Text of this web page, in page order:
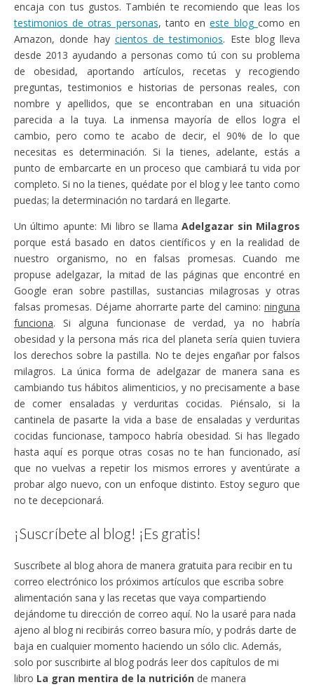
encaja con tus gustos. También te recomiendo que leas los
testimonios de otras personas, tanto eneste blog como en
Amazon, donde hay cientos de testimonios. Este blog lleva
desde 2013 ayudando a personas como tú con su problema
de obesidad, aportando artículos, recetas y recogiendo
preguntas, testimonios e historias de personas reales, con
nombre y apellidos, que se encontraban en una situación
parecida a la tuya. La inmensa mayoría de ellos logra el
cambio, pero como te acabo de decir, el 90% de lo que
necesitas es determinación. Si la tienes, adelante, estás a
punto de embarcarte en un proceso que cambiará tu vida por
completo. Si no la tienes, quédate por el blog y lee tanto como
puedas; la determinación no tardará en llegarte.
Un último apunte: Mi libro se llamaAdelgazar sin Milagros
porque está basado en datos científicos y en la realidad de
nuestro organismo, no en falsas promesas. Cuando me
propuse adelgazar, la mitad de las páginas que encontré en
Google eran sobre pastillas, sustancias milagrosas y otras
falsas promesas. Déjame ahorrarte parte del camino: ninguna
funciona. Si alguna funcionase de verdad, ya no habría
obesidad y la persona más rica del planeta sería quien tuviera
los derechos sobre la pastilla. No te dejes engañar por falsos
milagros. La única forma de adelgazar de manera sana es
cambiando tus hábitos alimenticios, y no precisamente a base
de comer ensaladas y verduritas cocidas. Piénsalo, si la
cantinela de pasarte la vida a base de ensaladas y verduritas
cocidas funcionase, tampoco habría obesidad. Si has llegado
hasta aquí es porque otras cosas no te han funcionado, así
que no vuelvas a repetir los mismos errores y aventúrate a
probar algo nuevo, con un enfoque distinto. Estoy seguro que
no te decepcionará.
¡Suscríbete al blog! ¡Es gratis!
Suscríbete al blog ahora de manera gratuita para recibir en tu
correo electrónico los próximos artículos que escriba sobre
alimentación sana y las recetas que vaya compartiendo
dejándome tu dirección de correo aquí. No la usaré para nada
ajeno al blog ni recibirás correo basura mío, y podrás darte de
baja en cualquier momento haciendo un sólo clic. Además,
solo por suscribirte al blog podrás leer dos capítulos de mi
libro La gran mentira de la nutrición de manera